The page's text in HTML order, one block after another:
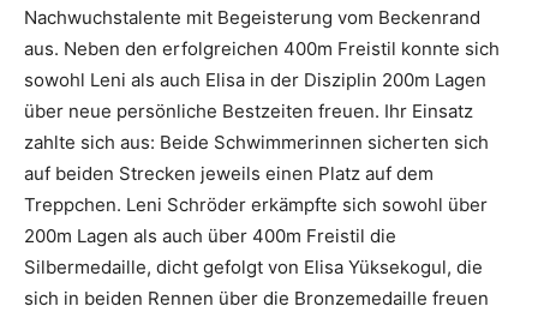
Nachwuchstalente mit Begeisterung vom Beckenrand
aus. Neben den erfolgreichen 400m Freistil konnte sich
sowohl Leni als auch Elisa in der Disziplin 200m Lagen
über neue persönliche Bestzeiten freuen. Ihr Einsatz
zahlte sich aus: Beide Schwimmerinnen sicherten sich
auf beiden Strecken jeweils einen Platz auf dem
Treppchen. Leni Schröder erkämpfte sich sowohl über
200m Lagen als auch über 400m Freistil die
Silbermedaille, dicht gefolgt von Elisa Yüksekogul, die
sich in beiden Rennen über die Bronzemedaille freuen